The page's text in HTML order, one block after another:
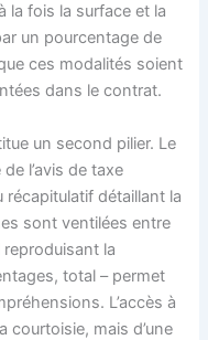
la fois la surface et la
un pourcentage de
ces modalités soient
dans le contrat.
un second pilier. Le
l’avis de taxe
récapitulatif détaillant la
sont ventilées entre
la
total – permet
L’accès à
courtoisie, mais d’une